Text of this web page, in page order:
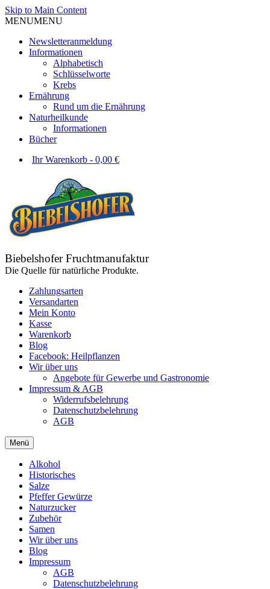
Skip to Main Content
MENUMENU
Newsletteranmeldung
Informationen
Alphabetisch
Schlüsselworte
Krebs
Ernährung
Rund um die Ernährung
Naturheilkunde
Informationen
Bücher
Ihr Warenkorb - 0,00 €
Biebelshofer Fruchtmanufaktur
Die Quelle für natürliche Produkte.
Zahlungsarten
Versandarten
Mein Konto
Kasse
Warenkorb
Blog
Facebook: Heilpflanzen
Wir über uns
Angebote für Gewerbe und Gastronomie
Impressum & AGB
Widerrufsbelehrung
Datenschutzbelehrung
AGB
Menü
Alkohol
Historisches
Salze
Pfeffer Gewürze
Naturzucker
Zubehör
Samen
Wir über uns
Blog
Impressum
AGB
Datenschutzbelehrung